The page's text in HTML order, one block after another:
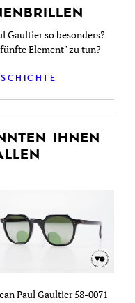
Gaultier so besonders?
Element" zu tun?
IHNEN
Paul Gaultier 58-0071